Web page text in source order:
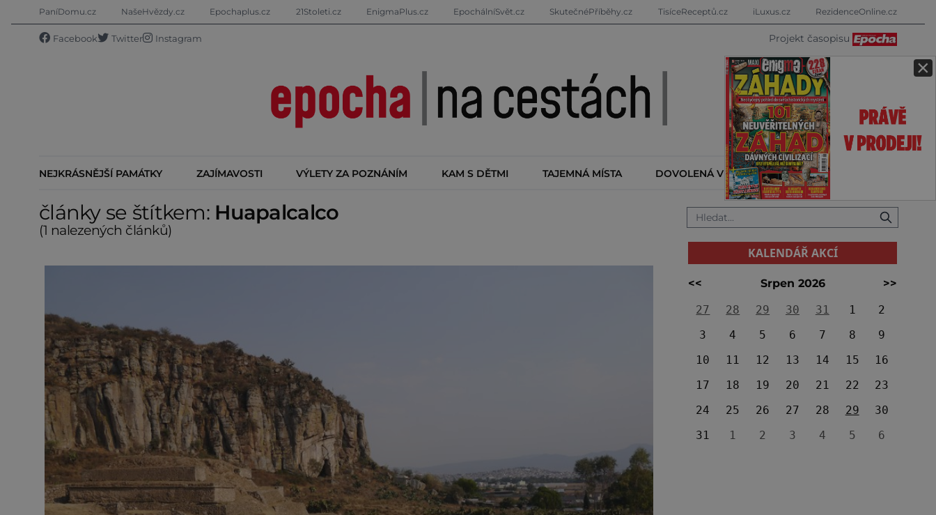
×
PaníDomu.cz NašeHvězdy.cz Epochaplus.cz 21Stoleti.cz EnigmaPlus.cz EpochálníSvět.cz SkutečnéPříběhy.cz TisíceReceptů.cz iLuxus.cz RezidenceOnline.cz
Facebook Twitter Instagram Projekt časopisu
NEJKRÁSNĚJŠÍ PAMÁTKY ZAJÍMAVOSTI VÝLETY ZA POZNÁNÍM KAM S DĚTMI TAJEMNÁ MÍSTA DOVOLENÁ V ZAHRANIČÍ KALENDÁŘ AKCÍ
články se štítkem: Huapalcalco
(1 nalezených článků)
KALENDÁŘ AKCÍ
<< Srpen 2026
>>
27
28 29 30 31 1
2
3
4 5 6 7 8
9
10
11 12 13 14 15
16
17
18 19 20 21 22
23
24
25 26 27 28 29
30
31
1 2 3 4 5 6